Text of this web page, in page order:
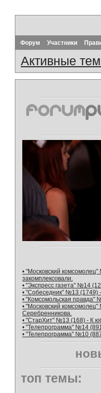
Форум Участники
Активные
• "Московский
закомплексовали.
• "Экспресс газета" №14
• "Собеседник" №13 (1749)
• "Комсомольская
• "Московский
Серебренникова.
• "СтарХит" №13 (168) - К
• "Телепрограмма" №14
• "Телепрограмма" №10
топ темы: